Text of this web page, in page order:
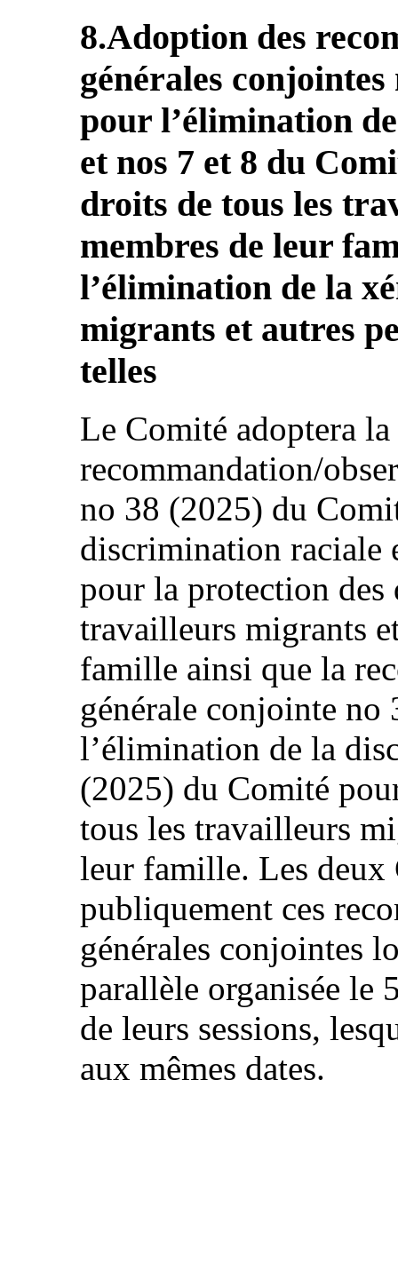
8.Adoption des
générales
pour l’élimination
et nos 7 et 8 du
droits de tous les
membres de leur
l’élimination de la
migrants et autres
telles
Le Comité adoptera la
recommandation/
no 38 (2025) du
discrimination raciale
pour la protection des
travailleurs migrants
famille ainsi que la
générale conjointe
l’élimination de la
(2025) du Comité
tous les travailleurs
leur famille. Les deux
publiquement ces
générales conjointes
parallèle organisée le
de leurs sessions,
aux mêmes dates.